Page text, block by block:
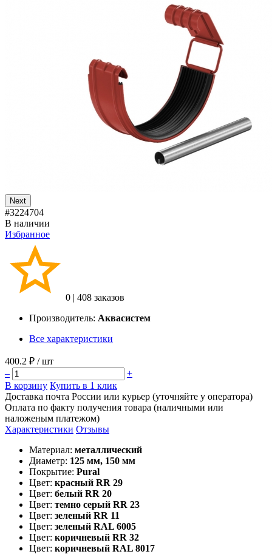
Next
#3224704
В наличии
Избранное
0 | 408 заказов
Производитель: Аквасистем
Все характеристики
400.2 ₽ / шт
–
+
В корзину Купить в 1 клик
Доставка почта России или курьер (уточняйте у оператора)
Оплата по факту получения товара (наличными или
наложеным платежом)
Характеристики Отзывы
Материал: металлический
Диаметр: 125 мм, 150 мм
Покрытие: Pural
Цвет: красный RR 29
Цвет: белый RR 20
Цвет: темно серый RR 23
Цвет: зеленый RR 11
Цвет: зеленый RAL 6005
Цвет: коричневый RR 32
Цвет: коричневый RAL 8017